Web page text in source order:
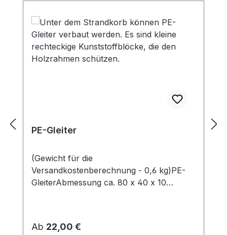
PE-Gleiter
(Gewicht für die
Versandkostenberechnung - 0,6 kg)PE-
GleiterAbmessung ca. 80 x 40 x 10
Regulärer Preis:
Ab 22,00 €